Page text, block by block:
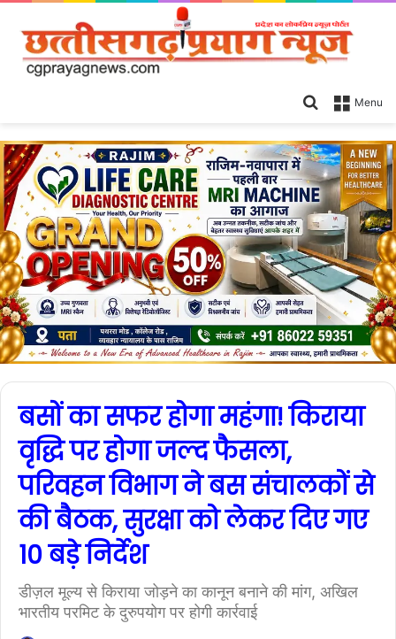
Menu
Search
बसों का सफर होगा महंगा! किराया
वृद्धि पर होगा जल्द फैसला,
परिवहन विभाग ने बस संचालकों से
की बैठक, सुरक्षा को लेकर दिए गए
10 बड़े निर्देश
डीज़ल मूल्य से किराया जोड़ने का कानून बनाने की मांग, अखिल
भारतीय परमिट के दुरुपयोग पर होगी कार्रवाई